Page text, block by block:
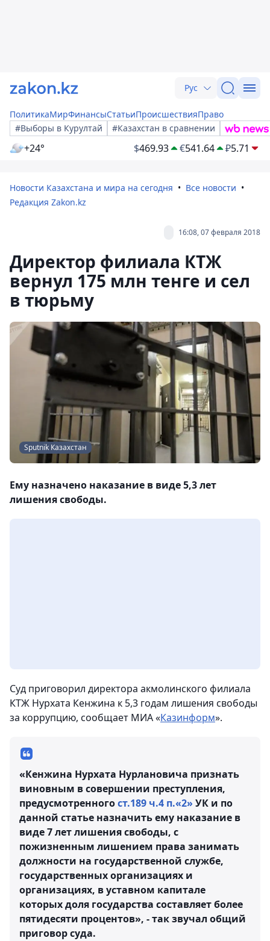
Рус
ПолитикаМирФинансыСтатьиПроисшествияПраво
#Выборы в Курултай
#Казахстан в сравнении
+24° $469.93 €541.64 ₽5.71
Новости Казахстана и мира на сегодня
Все новости
Редакция Zakon.kz
16:08, 07 февраля 2018
Директор филиала КТЖ
вернул 175 млн тенге и сел
в тюрьму
Sputnik Казахстан
Ему назначено наказание в виде 5,3 лет
лишения свободы.
Суд приговорил директора акмолинского филиала
КТЖ Нурхата Кенжина к 5,3 годам лишения свободы
за коррупцию, сообщает МИА «Казинформ».
«Кенжина Нурхата Нурлановича признать
виновным в совершении преступления,
предусмотренногост.189 ч.4 п.«2» УК и по
данной статье назначить ему наказание в
виде 7 лет лишения свободы, с
пожизненным лишением права занимать
должности на государственной службе,
государственных организациях и
организациях, в уставном капитале
которых доля государства составляет более
пятидесяти процентов», - так звучал общий
приговор суда.